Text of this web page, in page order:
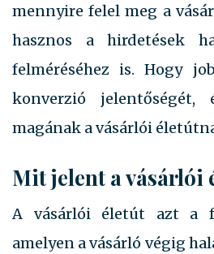
mennyire felel meg a
hasznos a hirdetések
felméréséhez is. Hogy
konverzió jelentőségét,
magának a vásárlói
Mit jelent a vásárlói
A vásárlói életút azt a
amelyen a vásárló végig